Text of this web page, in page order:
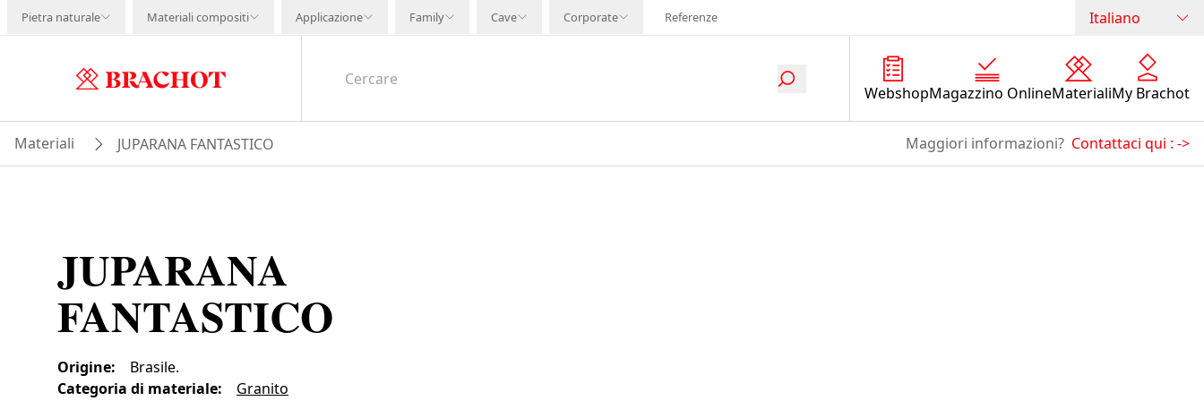
Pietra naturale Materiali compositi Applicazione Family Cave Corporate Referenze Italiano
WebshopMagazzino OnlineMaterialiMy Brachot
Materiali JUPARANA FANTASTICO Maggiori informazioni? Contattaci qui : ->
JUPARANA
FANTASTICO
Origine:
Brasile.
Categoria di materiale: Granito